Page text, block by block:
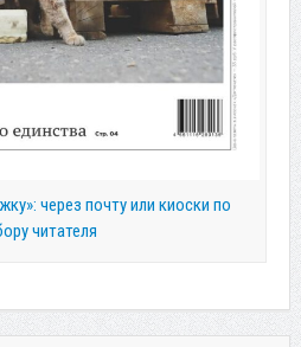
через почту или киоски по
читателя